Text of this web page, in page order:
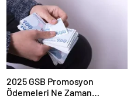
2025 GSB Promosyon
Ödemeleri Ne Zaman